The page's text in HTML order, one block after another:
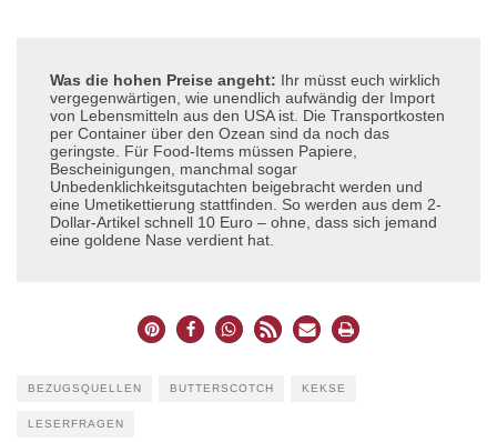
Was die hohen Preise angeht: Ihr müsst euch wirklich
vergegenwärtigen, wie unendlich aufwändig der Import
von Lebensmitteln aus den USA ist. Die Transportkosten
per Container über den Ozean sind da noch das
geringste. Für Food-Items müssen Papiere,
Bescheinigungen, manchmal sogar
Unbedenklichkeitsgutachten beigebracht werden und
eine Umetikettierung stattfinden. So werden aus dem 2-
Dollar-Artikel schnell 10 Euro – ohne, dass sich jemand
eine goldene Nase verdient hat.
BEZUGSQUELLEN BUTTERSCOTCH KEKSE
LESERFRAGEN